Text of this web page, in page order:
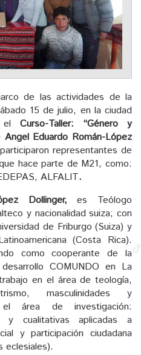
de las actividades de la
15 de julio, en la ciudad
elCurso-Taller:
“Género y
Angel Eduardo Román-López
representantes de
hace parte de M21, como:
ALFALIT.
Dollinger,
es Teólogo
y nacionalidad suiza; con
de Friburgo (Suiza) y
(Costa Rica).
como cooperante de la
COMUNDO en La
en el área de teología,
masculinidades y
área de investigación:
y cualitativas aplicadas a
y participación ciudadana
eclesiales).